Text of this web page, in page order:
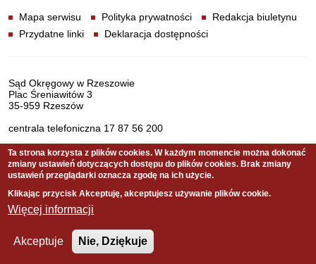
Mapa serwisu Polityka prywatności
Redakcja biuletynu
Przydatne linki
Deklaracja dostępności
Dane teleadresowe
Sąd Okręgowy w Rzeszowie
Plac Śreniawitów 3
35-959 Rzeszów
centrala telefoniczna 17 87 56 200
Serwis pełni funkcję strony Biuletynu Informacji Publicznej
Sądu Okręgowego w Rzeszowie
Copyright © 2021 Sąd Okręgowy w Rzeszowie
Ta strona korzysta z plików cookies. W każdym momencie można dokonać
zmiany ustawień dotyczących dostępu do plików cookies. Brak zmiany
ustawień przeglądarki oznacza zgodę na ich użycie.
Klikając przycisk Akceptuję, akceptujesz używanie plików cookie.
Więcej informacji
Akceptuje Nie, Dziękuje